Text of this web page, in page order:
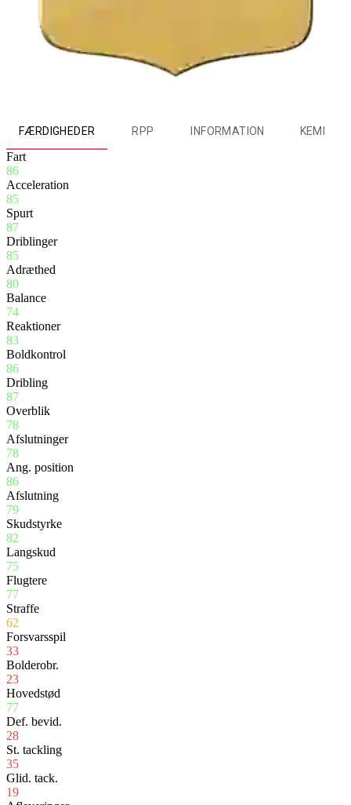
FÆRDIGHEDER RPP INFORMATION KEMI
Fart
86
Acceleration
85
Spurt
87
Driblinger
85
Adræthed
80
Balance
74
Reaktioner
83
Boldkontrol
86
Dribling
87
Overblik
78
Afslutninger
78
Ang. position
86
Afslutning
79
Skudstyrke
82
Langskud
75
Flugtere
77
Straffe
62
Forsvarsspil
33
Bolderobr.
23
Hovedstød
77
Def. bevid.
28
St. tackling
35
Glid. tack.
19